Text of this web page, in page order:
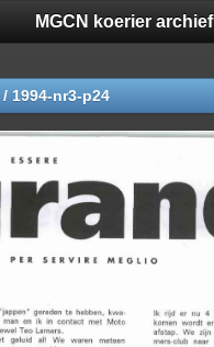
MGCN koerier archief
/ 1994-nr3-p24